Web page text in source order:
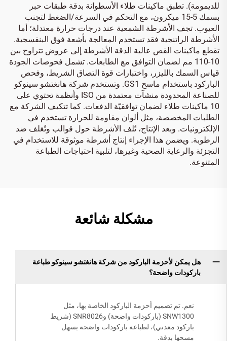
للديمومة). تطبق ماكينات طلاء الأسطوانة بدقة طبقات حبر
بسمك 5-15 ميكرون، مع التحكم في السرعة/الضغط لتجنب
العيوب. تجف الأشرطة الشمعية عند درجات حرارة معتدلة؛ أما
الأشرطة الراتنجية فقد تستخدم المعالجة بأشعة فوق البنفسجية.
تقطع ماكينات القص عالية الدقة الأشرطة إلى عروض تتراوح بين
10-110 مم لضمان التوافق مع الطابعات. تشمل فحوصات الجودة
قياس السمك بالليزر، واختبارات قوة التصاق الشريط، وفحص
الباركود باستخدام ماسح GS1. وتستخدم شركة هانغتشو سينوكو
للصناعة المحدودة منشآت معتمدة من ISO وأنظمة تحتوي على
10 ماكينات طلاء لضمان توافقيّة الدفعات. كما تتكيف الشركة مع
الطلبات المخصصة، مثل ألوان مقاومة للحرارة تستخدم في
الإلكترونيات. وبعد الإنتاج، تُلف الأشرطة حول قوالب وتُغلف ضد
الرطوبة. ويضمن هذا الإجراء إنتاج أشرطة موثوقة للاستخدام في
التجزئة والرعاية الصحية وغيرها، لتلبية احتياجات الطباعة
المتنوعة.
مشكلة شائعة
هل يمكن لأحزمة الباركود من شركة هانغتشو سينوكو طباعة
باركودات واضحة؟
نعم. تم تصميم أحزمة الباركود الخاصة بها، مثل
SNW1300 (باركودات واضحة) وSNR8026 (شريط
باركود معدني)، لطباعة باركودات واضحة يسهل
مسحها بدقة.